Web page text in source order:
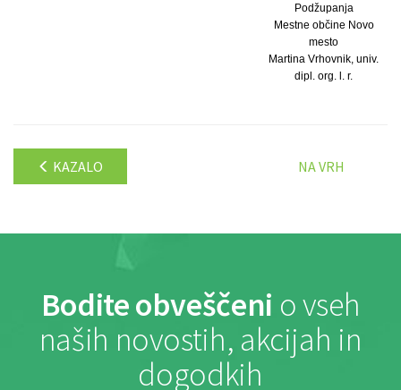
Podžupanja
Mestne občine Novo
mesto
Martina Vrhovnik, univ.
dipl. org. l. r.
KAZALO NA VRH
Bodite obveščeni o vseh
naših novostih, akcijah in
dogodkih